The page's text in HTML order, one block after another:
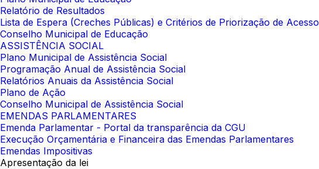
Relatório de Resultados
Lista de Espera (Creches Públicas) e Critérios de Priorização de Acesso
Conselho Municipal de Educação
ASSISTÊNCIA SOCIAL
Plano Municipal de Assistência Social
Programação Anual de Assistência Social
Relatórios Anuais da Assistência Social
Plano de Ação
Conselho Municipal de Assistência Social
EMENDAS PARLAMENTARES
Emenda Parlamentar - Portal da transparência da CGU
Execução Orçamentária e Financeira das Emendas Parlamentares
Emendas Impositivas
Apresentação da lei